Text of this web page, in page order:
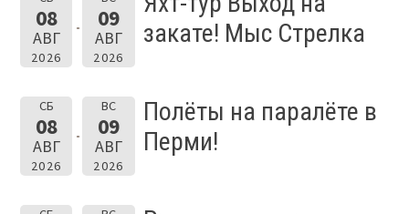
08
АВГ
2026
09
АВГ
2026
закате! Мыс Стрелка
СБ
08
АВГ
2026
ВС
09
АВГ
2026
Полёты на паралёте в
Перми!